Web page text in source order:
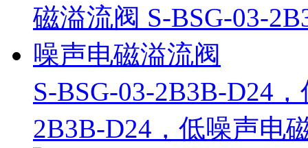
S-BSG-03-2B3B-D24
2B3B-D24，低噪声电